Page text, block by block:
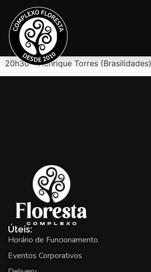
18h – Di Castro (Brasilidades)
20h30 – Henrique Torres (Brasilidades)
Úteis:
Horário de Funcionamento
Eventos Corporativos